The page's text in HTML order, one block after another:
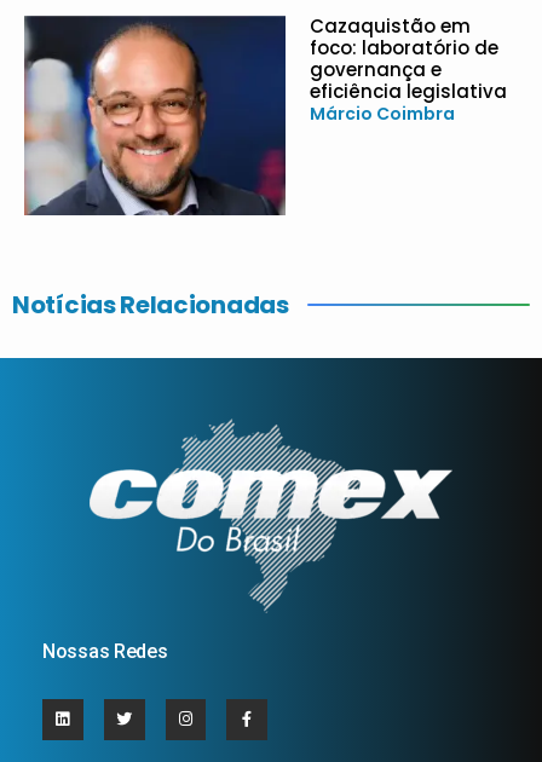
Cazaquistão em
foco: laboratório de
governança e
eficiência legislativa
Márcio Coimbra
Notícias Relacionadas
Nossas Redes